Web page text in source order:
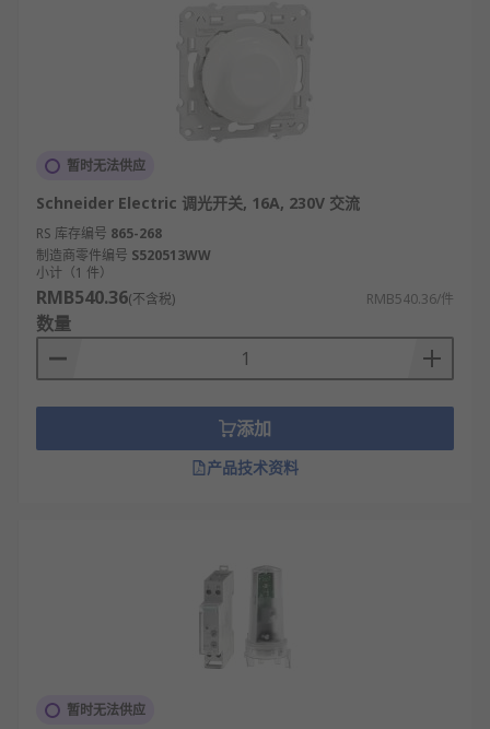
暂时无法供应
Schneider Electric 调光开关, 16A, 230V 交流
RS 库存编号 865-268
制造商零件编号 S520513WW
小计（1 件）
RMB540.36(不含税) RMB540.36/件
数量
添加
产品技术资料
暂时无法供应